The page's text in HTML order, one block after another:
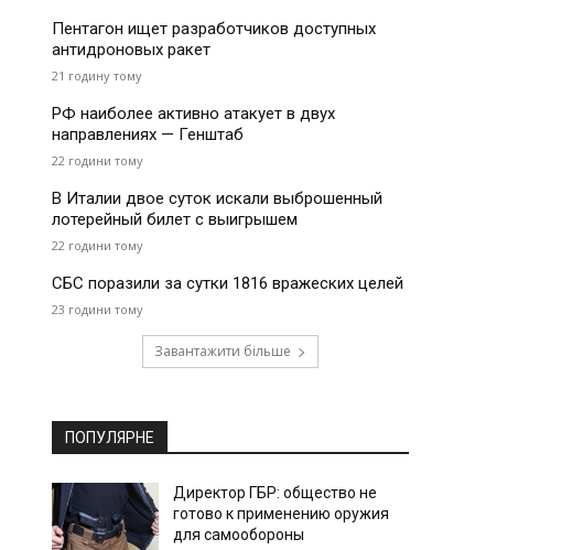
Пентагон ищет разработчиков доступных
антидроновых ракет
21 годину тому
РФ наиболее активно атакует в двух
направлениях — Генштаб
22 години тому
В Италии двое суток искали выброшенный
лотерейный билет с выигрышем
22 години тому
СБС поразили за сутки 1816 вражеских целей
23 години тому
Завантажити більше
ПОПУЛЯРНЕ
Директор ГБР: общество не
готово к применению оружия
для самообороны